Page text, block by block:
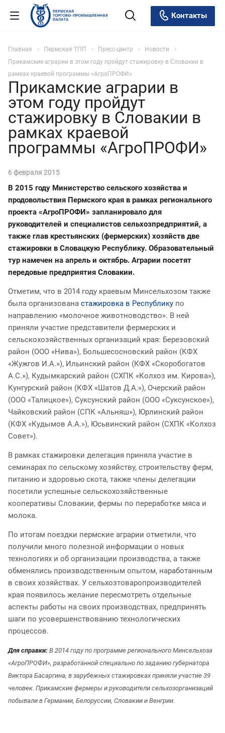
Контакты
Главная Пермская ТПП Пресс-центр
Новости
Прикамские аграрии в этом году пройдут стажировку в Словакии в
рамках краевой программы «АгроПРОФИ»
Прикамские аграрии в
этом году пройдут
стажировку в Словакии в
рамках краевой
программы «АгроПРОФИ»
6 февраля 2015
В 2015 году Министерство сельского хозяйства и
продовольствия Пермского края в рамках регионального
проекта «АгроПРОФИ» запланировало для
руководителей и специалистов сельхозпредприятий, а
также глав крестьянских (фермерских) хозяйств две
стажировки в Словацкую Республику. Образовательный
тур намечен на апрель и октябрь. Аграрии посетят
передовые предприятия Словакии.
Отметим, что в 2014 году краевым Минсельхозом также
была организована стажировка в Республику по
направлению «молочное животноводство». В ней
приняли участие представители фермерских и
сельскохозяйственных организаций края: Березовский
район (ООО «Нива»), Большесосновский район (КФХ
«Жужгов И.А.»), Ильинский район (КФХ «Скоробогатов
А.С.»), Кудымкарский район (СХПК «Колхоз им. Кирова»),
Кунгурский район (КФХ «Шатов Д.А.»), Очерский район
(ООО «Талицкое»), Суксунский район (ООО «Суксунское»),
Чайковский район (СПК «Альняш»), Юрлинский район
(КФХ «Кудымов А.А.»), Юсьвинский район (СХПК «Колхоз
Совет»).
В рамках стажировки делегация приняла участие в
семинарах по сельскому хозяйству, строительству ферм,
питанию и здоровью скота, также члены делегации
посетили успешные сельскохозяйственные
кооперативы Словакии, фермы по переработке мяса и
молока.
По итогам поездки пермские аграрии отметили, что
получили много полезной информации о новых
технологиях и об организации производства, а также
обменялись производственным опытом, наработанным
в своих хозяйствах. У сельхозтоваропроизводителей
края появилось желание пересмотреть отдельные
аспекты работы на своих производствах, предпринять
шаги по усовершенствованию технологических
процессов.
Для справки: В 2014 году по программе регионального Минсельхоза
«АгроПРОФИ», разработанной специально по заданию губернатора
Виктора Басаргина, в зарубежных стажировках приняли участие 39
человек. Прикамские фермеры и руководители сельхозорганизаций
побывали в Германии, Белоруссии, Словакии и Венгрии.